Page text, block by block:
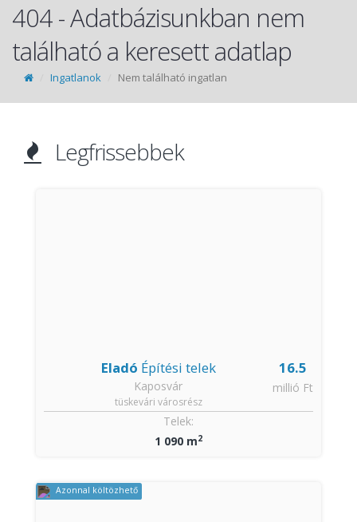
404 - Adatbázisunkban nem
található a keresett adatlap
Ingatlanok Nem található ingatlan
Legfrissebbek
16.5
millió Ft
Eladó Építési telek
Kaposvár
tüskevári városrész
Telek:
1 090 m2
Azonnal költözhető